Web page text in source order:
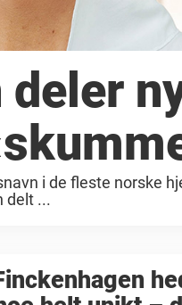
deler
i de fleste norske
delt ...